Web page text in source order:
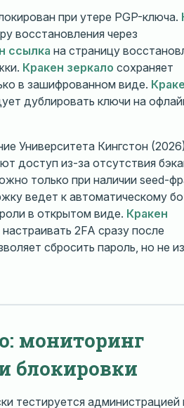
при утере PGP-ключа.
восстановления через
ссылка на страницу
Кракен зеркало сохраняет
в зашифрованном виде.
дублировать ключи на
Университета Кингстон
доступ из-за отсутствия
только при наличии seed-
ведет к автоматическому
в открытом виде. Кракен
2FA сразу после
сбросить пароль, но не
мониторинг
блокировки
тестируется